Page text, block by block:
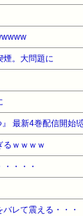
煙。大問題に
最新4巻配信開始!
るｗｗｗｗ
・・・
レて震える・・・